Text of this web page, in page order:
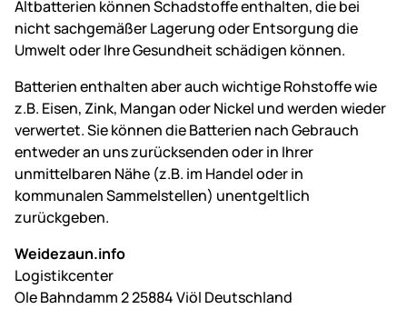
Altbatterien können Schadstoffe enthalten, die bei
nicht sachgemäßer Lagerung oder Entsorgung die
Umwelt oder Ihre Gesundheit schädigen können.
Batterien enthalten aber auch wichtige Rohstoffe wie
z.B. Eisen, Zink, Mangan oder Nickel und werden wieder
verwertet. Sie können die Batterien nach Gebrauch
entweder an uns zurücksenden oder in Ihrer
unmittelbaren Nähe (z.B. im Handel oder in
kommunalen Sammelstellen) unentgeltlich
zurückgeben.
Weidezaun.info
Logistikcenter
Ole Bahndamm 2 25884 Viöl Deutschland